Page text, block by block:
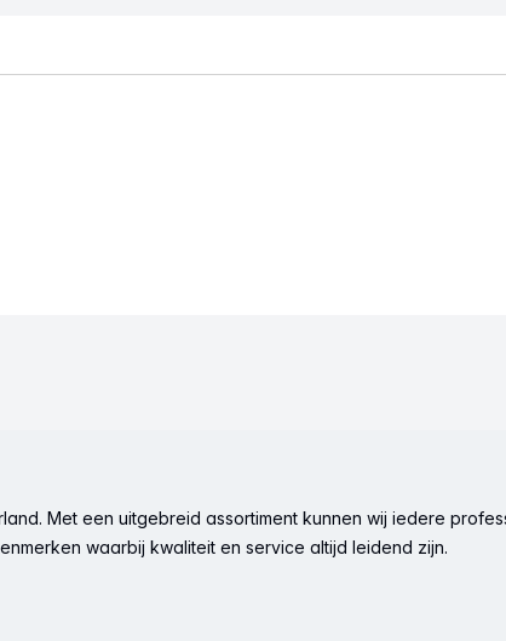
Met een uitgebreid assortiment kunnen wij iedere
waarbij kwaliteit en service altijd leidend zijn.